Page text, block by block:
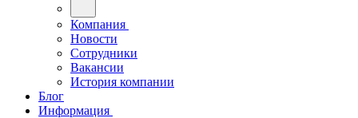
Компания
Новости
Сотрудники
Вакансии
История компании
Блог
Информация